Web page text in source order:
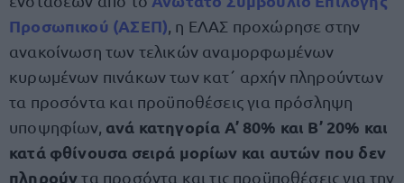
Προσωπικού (ΑΣΕΠ) , η ΕΛΑΣ προχώρησε στην
ανακοίνωση των τελικών αναμορφωμένων
κυρωμένων πινάκων των κατ΄ αρχήν πληρούντων
τα προσόντα και προϋποθέσεις για πρόσληψη
υποψηφίων, ανά κατηγορία Α’ 80% και Β’ 20% και
κατά φθίνουσα σειρά μορίων και αυτών που δεν
πληρούντα προσόντα και τις προϋποθέσεις για την